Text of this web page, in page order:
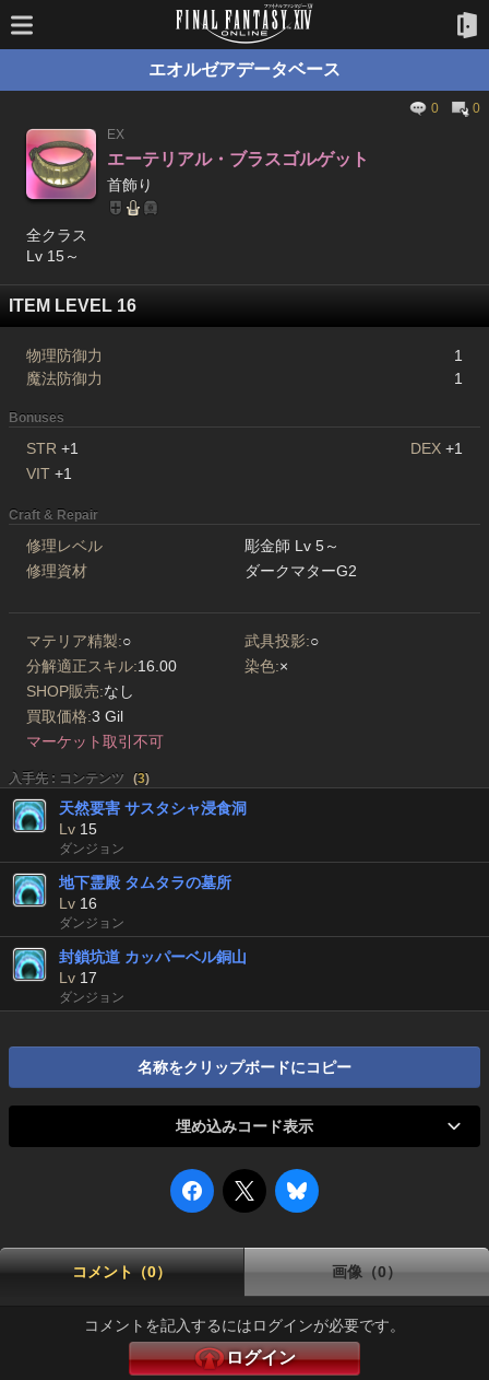
エオルゼアデータベース
0
0
EX
エーテリアル・ブラスゴルゲット
首飾り
全クラス
Lv 15～
ITEM LEVEL 16
物理防御力
1
魔法防御力
1
Bonuses
STR +1 DEX +1
VIT +1
Craft & Repair
修理レベル
彫金師 Lv 5～
修理資材
ダークマターG2
マテリア精製:○ 武具投影:○
分解適正スキル:16.00 染色:×
SHOP販売:なし
買取価格:3 Gil
マーケット取引不可
入手先 : コンテンツ (3)
天然要害 サスタシャ浸食洞
Lv 15
ダンジョン
地下霊殿 タムタラの墓所
Lv 16
ダンジョン
封鎖坑道 カッパーベル銅山
Lv 17
ダンジョン
名称をクリップボードにコピー
埋め込みコード表示
コメント（0） 画像（0）
コメントを記入するにはログインが必要です。
ログイン